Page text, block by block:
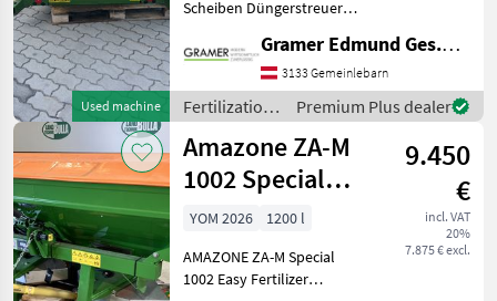
Used machine
Scheiben Düngerstreuer
Streubreite ca. 10-16m;
Rührwerk und Einfüllsieb
wegen Betriebsauflösung
zu verkaufen;
Vermittlungsv
Gramer Edmund Ges.m.b.H.
3133 Gemeinlebarn
Fertilization
and
irrigation
equipment /
Amazone
Premium Plus dealer
Amazone ZA-M
1002 Special
Easy - SPECIAL
9.450
€
incl. VAT
20%
7.875 € excl.
YOM 2026
1200 l
AMAZONE ZA-M Special
1002 Easy Fertilizer